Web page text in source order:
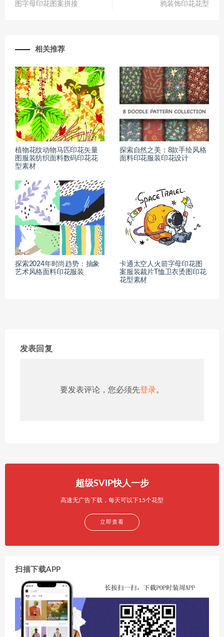
图字母印花图案拼接
鸦装饰印花花型
相关推荐
植物花纹动物马匹印花矢量
图服装纺织面料数码印花花
型素材
探索自然之美：8款手绘风格
面料印花服装印花设计
探索2024年时尚趋势：抽象
艺术风格面料印花服装
卡通太空人火箭字母印花图
案服装裁片T恤卫衣烫图印花
花型素材
发表回复
要发表评论，您必须先登录。
超级SVIP快人一步
高速无广告下载，每天可以下15个花型
立即查看
扫描下载APP